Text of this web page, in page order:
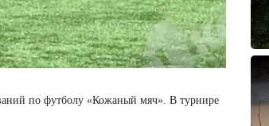
по футболу «Кожаный мяч». В турнире